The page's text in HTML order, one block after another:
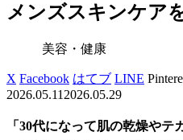
メンズスキンケア
美容・健康
X Facebook はてブ LINE
2026.05.11 2026.05.29
「30代になって肌の乾燥や